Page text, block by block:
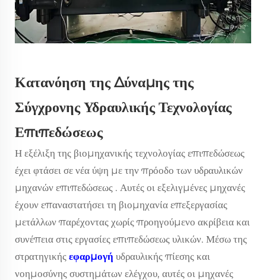
Κατανόηση της Δύναμης της
Σύγχρονης Υδραυλικής Τεχνολογίας
Επιπεδώσεως
Η εξέλιξη της βιομηχανικής τεχνολογίας επιπεδώσεως
έχει φτάσει σε νέα ύψη με την πρόοδο των υδραυλικών
μηχανών επιπεδώσεως . Αυτές οι εξελιγμένες μηχανές
έχουν επαναστατήσει τη βιομηχανία επεξεργασίας
μετάλλων παρέχοντας χωρίς προηγούμενο ακρίβεια και
συνέπεια στις εργασίες επιπεδώσεως υλικών. Μέσω της
στρατηγικής εφαρμογή υδραυλικής πίεσης και
νοημοσύνης συστημάτων ελέγχου, αυτές οι μηχανές